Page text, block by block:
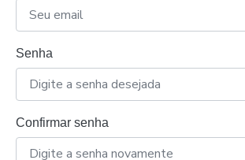
Senha
Confirmar senha